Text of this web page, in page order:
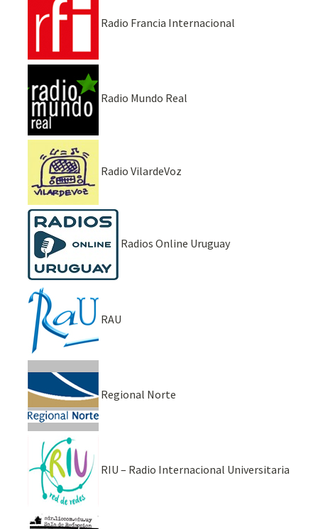
Radio Francia Internacional
Radio Mundo Real
Radio VilardeVoz
Radios Online Uruguay
RAU
Regional Norte
RIU – Radio Internacional Universitaria